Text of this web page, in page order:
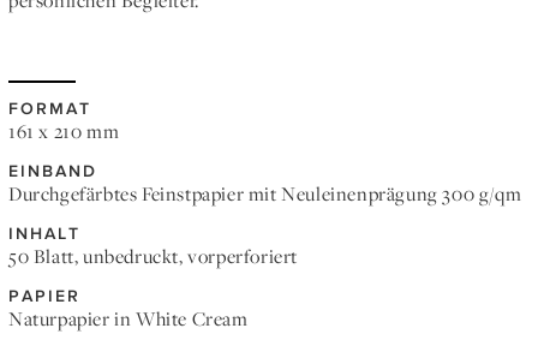
FORMAT
161 x 210 mm
EINBAND
Durchgefärbtes Feinstpapier mit Neuleinenprägung 300 g/qm
INHALT
50 Blatt, unbedruckt, vorperforiert
PAPIER
Naturpapier in White Cream